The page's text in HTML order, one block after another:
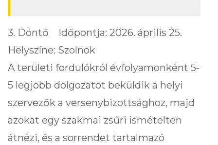
3. Döntő Időpontja: 2026. április 25.
Helyszíne: Szolnok
A területi fordulókról évfolyamonként 5-
5 legjobb dolgozatot beküldik a helyi
szervezők a versenybizottsághoz, majd
azokat egy szakmai zsűri ismételten
átnézi, és a sorrendet tartalmazó